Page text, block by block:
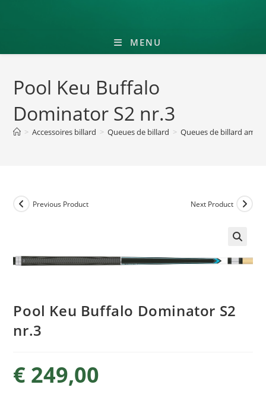
MENU
Pool Keu Buffalo
Dominator S2 nr.3
> Accessoires billard > Queues de billard > Queues de billard
Previous Product Next Product
Pool Keu Buffalo Dominator S2
nr.3
€ 249,00